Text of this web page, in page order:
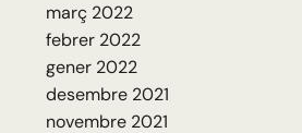
març 2022
febrer 2022
gener 2022
desembre 2021
novembre 2021